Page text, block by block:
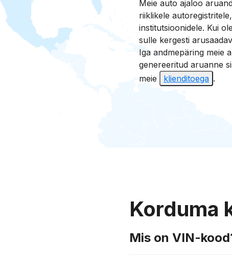
Meie auto ajaloo
riiklikele
institutsioonidele. Kui
sulle kergesti
Iga andmepäring meie
genereeritud aruanne
meie
klienditoega .
Korduma
Mis on VIN-